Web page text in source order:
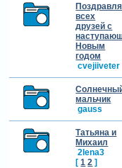
всех
друзей с
Новым
годом
cvejiiveter
мальчик
gauss
Татьяна и
Михаил
2lena3
[ 1 2 ]